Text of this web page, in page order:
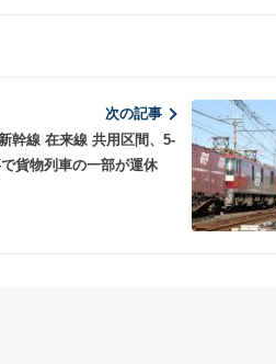
次の記事
幹線 在来線 共用区間、5-
貨物列車の一部が運休